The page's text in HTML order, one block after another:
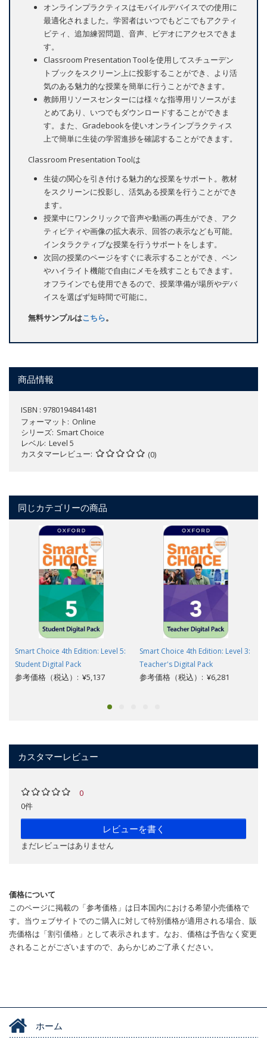
オンラインプラクティスはモバイルデバイスでの使用に
最適化されました。学習者はいつでもどこでもアクティ
ビティ、追加練習問題、音声、ビデオにアクセスできま
す。
Classroom Presentation Toolを使用してスチューデン
トブックをスクリーン上に投影することができ、より活
気のある魅力的な授業を簡単に行うことができます。
教師用リソースセンターには様々な指導用リソースがま
とめてあり、いつでもダウンロードすることができま
す。また、Gradebookを使いオンラインプラクティス
上で簡単に生徒の学習進捗を確認することができます。
Classroom Presentation Toolは
生徒の関心を引き付ける魅力的な授業をサポート。教材
をスクリーンに投影し、活気ある授業を行うことができ
ます。
授業中にワンクリックで音声や動画の再生ができ、アク
ティビティや画像の拡大表示、回答の表示なども可能。
インタラクティブな授業を行うサポートをします。
次回の授業のページをすぐに表示することができ、ペン
やハイライト機能で自由にメモを残すこともできます。
オフラインでも使用できるので、授業準備が場所やデバ
イスを選ばず短時間で可能に。
無料サンプルはこちら。
商品情報
ISBN : 9780194841481
フォーマット
Online
シリーズ Smart Choice
レベル Level 5
カスタマーレビュー
(0)
同じカテゴリーの商品
Smart Choice 4th Edition: Level 5:
Student Digital Pack
参考価格（税込）: ¥5,137
Smart Choice 4th Edition: Level 3:
Teacher's Digital Pack
参考価格（税込）: ¥6,281
カスタマーレビュー
0
0件
レビューを書く
まだレビューはありません
価格について
このページに掲載の「参考価格」は日本国内における希望小売価格で
す。当ウェブサイトでのご購入に対して特別価格が適用される場合、販
売価格は「割引価格」として表示されます。なお、価格は予告なく変更
されることがございますので、あらかじめご了承ください。
ホーム